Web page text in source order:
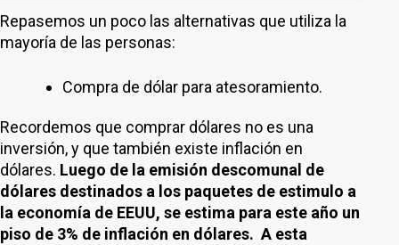
Repasemos un poco las alternativas que utiliza la
mayoría de las personas:
Compra de dólar para atesoramiento.
Recordemos que comprar dólares no es una
inversión, y que también existe inflación en
dólares. Luego de la emisión descomunal de
dólares destinados a los paquetes de estimulo a
la economía de EEUU, se estima para este año un
piso de 3% de inflación en dólares. A esta